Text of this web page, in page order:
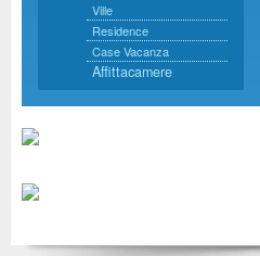
Ville
Residence
Case Vacanza
Affittacamere